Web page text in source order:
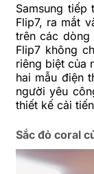
Samsung
Flip7, ra mắt
trên các dòng
Flip7 không
riêng biệt của
hai mẫu điện
người yêu
thiết kế cải
Sắc đỏ coral